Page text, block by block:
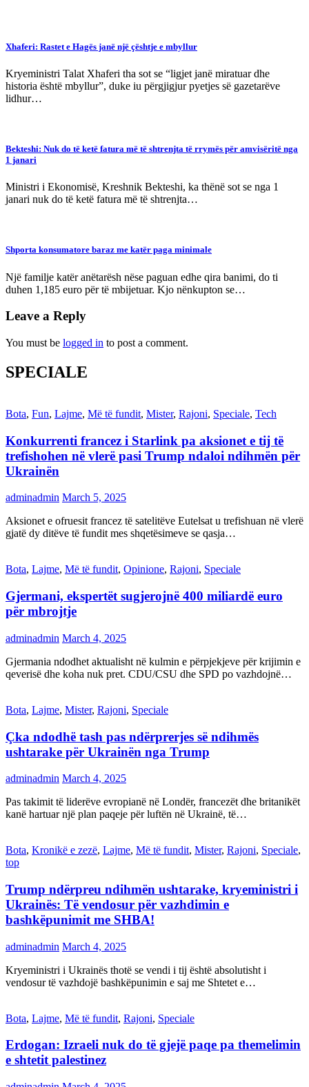
Xhaferi: Rastet e Hagës janë një çështje e mbyllur
Kryeministri Talat Xhaferi tha sot se “ligjet janë miratuar dhe
historia është mbyllur”, duke iu përgjigjur pyetjes së gazetarëve
lidhur…
Bekteshi: Nuk do të ketë fatura më të shtrenjta të rrymës për amvisëritë nga
1 janari
Ministri i Ekonomisë, Kreshnik Bekteshi, ka thënë sot se nga 1
janari nuk do të ketë fatura më të shtrenjta…
Shporta konsumatore baraz me katër paga minimale
Një familje katër anëtarësh nëse paguan edhe qira banimi, do ti
duhen 1,185 euro për të mbijetuar. Kjo nënkupton se…
Leave a Reply
You must be logged in to post a comment.
SPECIALE
Bota, Fun, Lajme, Më të fundit, Mister, Rajoni, Speciale, Tech
Konkurrenti francez i Starlink pa aksionet e tij të
trefishohen në vlerë pasi Trump ndaloi ndihmën për
Ukrainën
adminadmin March 5, 2025
Aksionet e ofruesit francez të satelitëve Eutelsat u trefishuan në vlerë
gjatë dy ditëve të fundit mes shqetësimeve se qasja…
Bota, Lajme, Më të fundit, Opinione, Rajoni, Speciale
Gjermani, ekspertët sugjerojnë 400 miliardë euro
për mbrojtje
adminadmin March 4, 2025
Gjermania ndodhet aktualisht në kulmin e përpjekjeve për krijimin e
qeverisë dhe koha nuk pret. CDU/CSU dhe SPD po vazhdojnë…
Bota, Lajme, Mister, Rajoni, Speciale
Çka ndodhë tash pas ndërprerjes së ndihmës
ushtarake për Ukrainën nga Trump
adminadmin March 4, 2025
Pas takimit të liderëve evropianë në Londër, francezët dhe britanikët
kanë hartuar një plan paqeje për luftën në Ukrainë, të…
Bota, Kronikë e zezë, Lajme, Më të fundit, Mister, Rajoni, Speciale,
top
Trump ndërpreu ndihmën ushtarake, kryeministri i
Ukrainës: Të vendosur për vazhdimin e
bashkëpunimit me SHBA!
adminadmin March 4, 2025
Kryeministri i Ukrainës thotë se vendi i tij është absolutisht i
vendosur të vazhdojë bashkëpunimin e saj me Shtetet e…
Bota, Lajme, Më të fundit, Rajoni, Speciale
Erdogan: Izraeli nuk do të gjejë paqe pa themelimin
e shtetit palestinez